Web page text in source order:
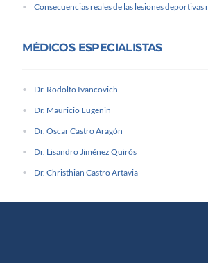
Consecuencias reales de las lesiones deportivas
MÉDICOS ESPECIALISTAS
Dr. Rodolfo Ivancovich
Dr. Mauricio Eugenin
Dr. Oscar Castro Aragón
Dr. Lisandro Jiménez Quirós
Dr. Christhian Castro Artavia